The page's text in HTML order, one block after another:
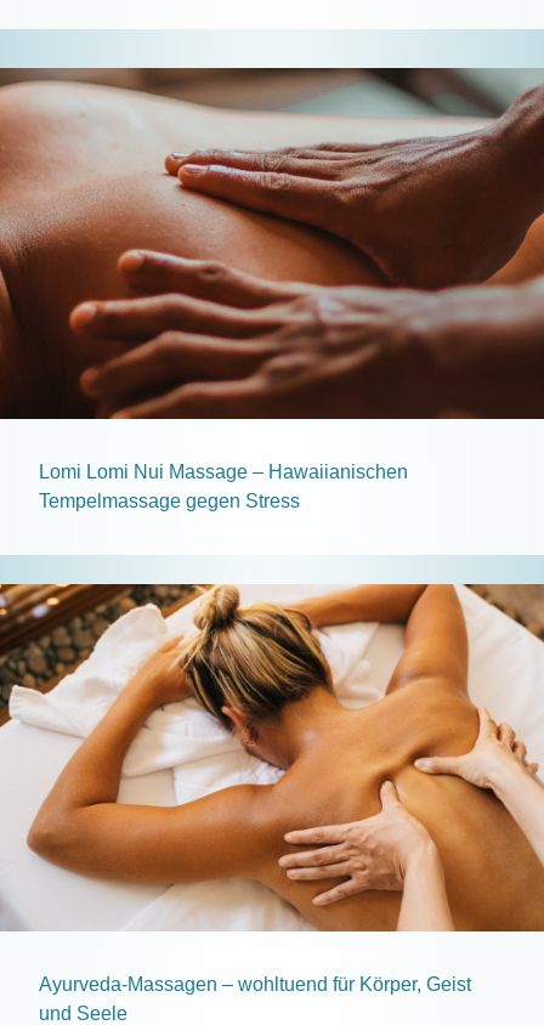
Lomi Lomi Nui Massage – Hawaiianischen
Tempelmassage gegen Stress
Ayurveda-Massagen – wohltuend für Körper, Geist
und Seele